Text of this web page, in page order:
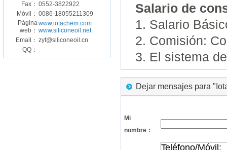
Fax： 0552-3822922
Móvil： 0086-18055211309
Página
web：
www.iotachem.com
www.siliconeoil.net
Email： zyf@siliconeoil.cn
QQ：
Salario de
1. Salario
2. Comisión:
3. El sistema
Dejar mensajes para
Mi
nombre：